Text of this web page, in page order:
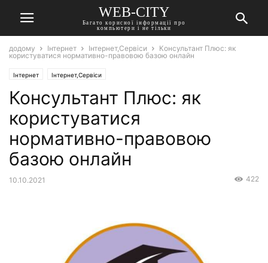
WEB-CITY
Багато корисної інформації про
компьютери і не тільки
додому Інтернет Інтернет,Сервіси
Консультант Плюс: як
користуватися нормативно-правовою базою онлайн
Інтернет Інтернет,Сервіси
Консультант Плюс: як
користуватися
нормативно-правовою
базою онлайн
10.10.2021 422